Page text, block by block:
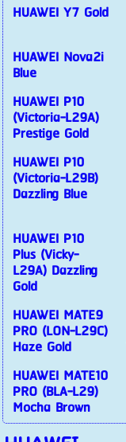
HUAWEI Y7 Gold
HUAWEI Nova2i
Blue
HUAWEI P10
(Victoria-L29A)
Prestige Gold
HUAWEI P10
(Victoria-L29B)
Dazzling Blue
HUAWEI P10
Plus (Vicky-
L29A) Dazzling
Gold
HUAWEI MATE9
PRO (LON-L29C)
Haze Gold
HUAWEI MATE10
PRO (BLA-L29)
Mocha Brown